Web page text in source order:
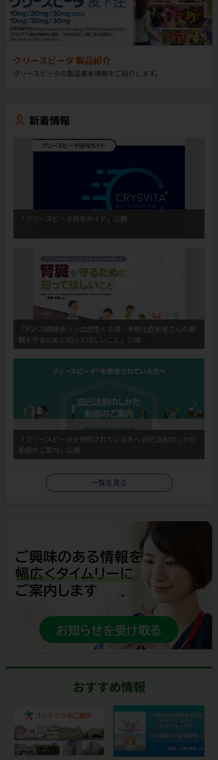
クリースビータ 製品紹介
クリースビータの製品基本情報をご紹介します。
新着情報
「クリースビータ投与ガイド」公開
「FGF23関連低リン血症性くる病・骨軟化症患者さんの腎
臓を守るために知ってほしいこと」公開
「クリースビータを使用されている方へ 自己注射のしかた
動画のご案内」公開
一覧を見る
おすすめ情報